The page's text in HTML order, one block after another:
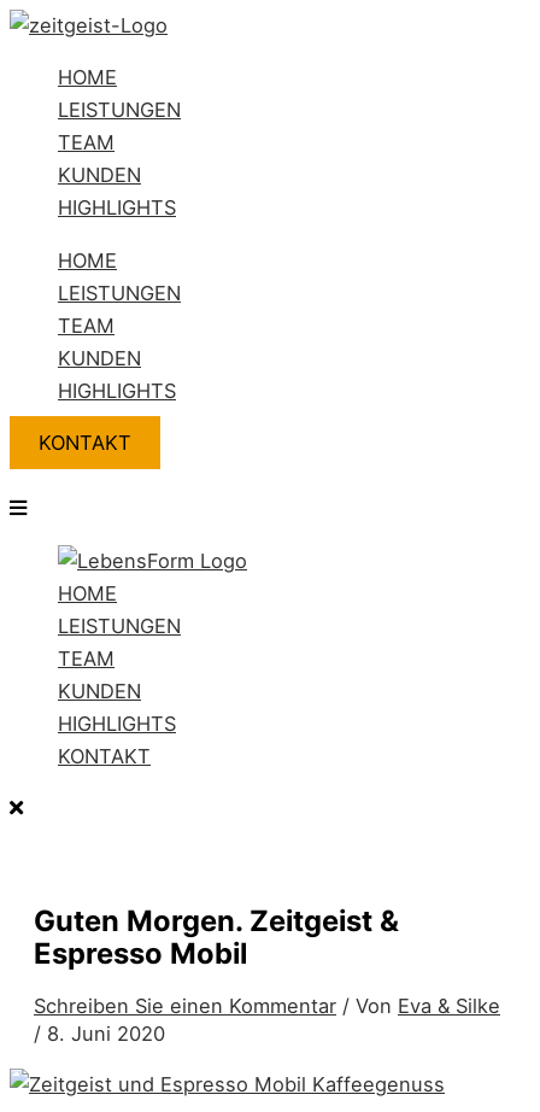
Zum
springen
HOME
LEISTUNGEN
TEAM
KUNDEN
HIGHLIGHTS
HOME
LEISTUNGEN
TEAM
KUNDEN
HIGHLIGHTS
KONTAKT
Flyout
HOME
LEISTUNGEN
TEAM
KUNDEN
HIGHLIGHTS
KONTAKT
Guten Morgen. Zeitgeist &
Espresso Mobil
Schreiben Sie einen Kommentar / Von Eva & Silke
/ 8. Juni 2020
Name*
E-
Adresse*
Website